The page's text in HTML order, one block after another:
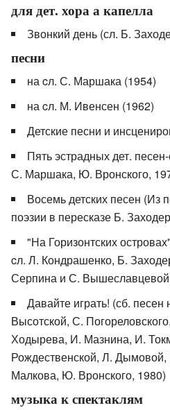
для дет. хора а капелла
Звонкий день (сл. Б.
песни
на cл. С. Маршака (1954)
на cл. М. Ивенсен (1962)
Детские песни и
Пять эстрадных дет.
С. Маршака, Ю. Вронского,
Восемь детских песен (Из
поэзии в пересказе Б.
"На Горизонтских
cл. Л. Кондрашенко, Б.
Серпина и С.
Давайте играть! (сб.
Высотской, С.
Ходырева, И. Мазнина, И.
Рождественской, Л. Дымовой,
Малкова, Ю. Вронского, 1980)
музыка к спектаклям